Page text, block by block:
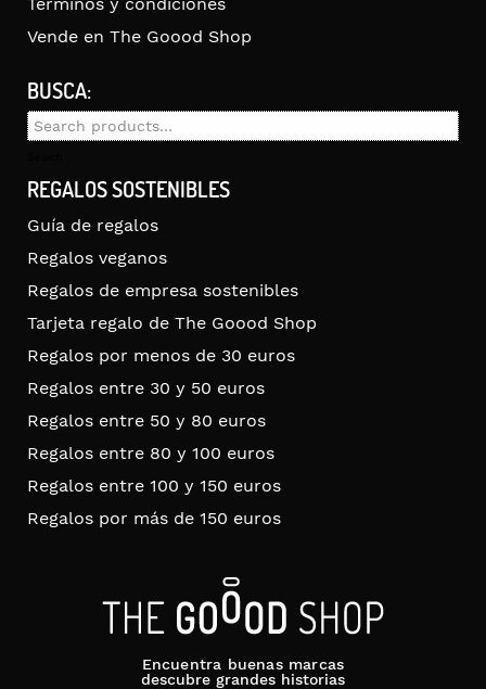
Vende en The Goood Shop
BUSCA:
Search
REGALOS SOSTENIBLES
Guía de regalos
Regalos veganos
Regalos de empresa sostenibles
Tarjeta regalo de The Goood Shop
Regalos por menos de 30 euros
Regalos entre 30 y 50 euros
Regalos entre 50 y 80 euros
Regalos entre 80 y 100 euros
Regalos entre 100 y 150 euros
Regalos por más de 150 euros
Encuentra buenas marcas
descubre grandes historias